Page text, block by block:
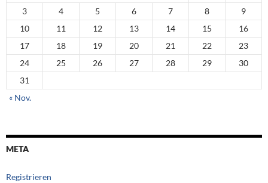
3
4 5 6 7 8
9
10
11 12 13 14 15
16
17
18 19 20 21 22
23
24
25 26 27 28 29
30
31
« Nov.
META
Registrieren